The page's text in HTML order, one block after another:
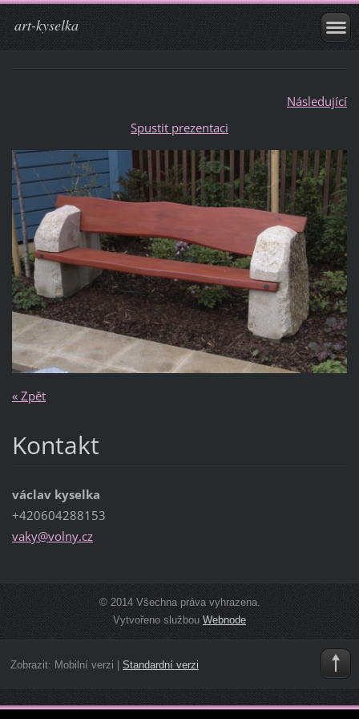
art-kyselka
Následující
Spustit prezentaci
« Zpět
Kontakt
václav kyselka
+420604288153
vaky@volny.cz
© 2014 Všechna práva vyhrazena.
Vytvořeno službou Webnode
Zobrazit: Mobilní verzi | Standardní verzi